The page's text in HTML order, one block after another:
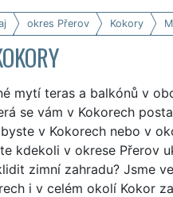
okres Přerov Kokory
mytí teras a balkónů v
se vám v Kokorech
v Kokorech nebo v
kdekoli v okrese Přerov
zimní zahradu? Jsme
i v celém okolí Kokor